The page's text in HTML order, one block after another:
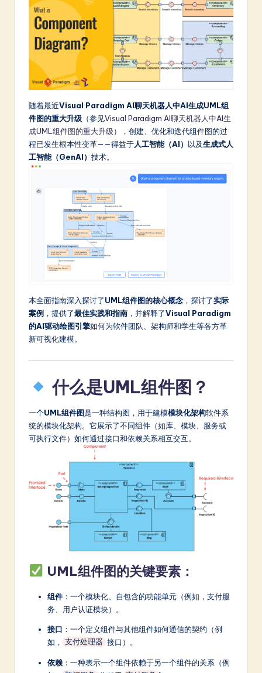
hi
&
S
o
ft
o
随着最近Visual Paradigm AI聊天机器人中AI生成UML组
件图的重大升级 （参见Visual Paradigm AI聊天机器人中AI生
成UML组件图的重大升级），创建、优化和迭代组件图的过
程已发生根本性变革——得益于人工智能（AI） 以及生成式人
工智能（GenAI） 技术。
本全面指南深入探讨了UML组件图的核心概念 ，探讨了实际
案例 ，提供了最佳实践和指南 ，并解释了Visual Paradigm
的AI驱动绘图引擎如何为软件团队、架构师和学生等各方革
新可视化建模。
什么是UML组件图？
一个UML组件图是一种结构图，用于建模模块化架构软件系
统的模块化架构。它展示了不同组件（如库、模块、服务或
可执行文件）如何通过接口和依赖关系相互交互。
UML组件图的关键要素：
组件 ：一个模块化、自包含的功能单元（例如，支付服
务、用户认证模块）。
接口 ：一个定义组件与其他组件如何通信的契约（例
如， 支付处理器 接口）。
依赖 ：一种表示一个组件依赖于另一个组件的关系（例